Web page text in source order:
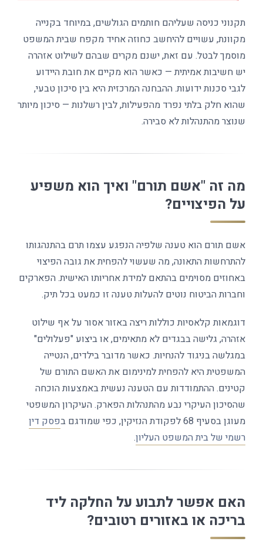
תקנוני כניסה שעליהם חותמים הגולשים, במיוחד בקנייה
מקוונת, עשויים להיחשב כחוזה אחיד מקפח שבית המשפט
מוסמך לבטל. עם זאת, ישנם מקרים שבהם לשילוט אזהרה
יש חשיבות אמיתית — כאשר הוא מקיים את חובת היידוע
לגבי סכנות ידועות. ההבחנה המרכזית היא בין סיכון טבעי,
שהוא חלק בלתי נפרד מהפעילות, לבין רשלנות — סיכון מיותר
שנוצר מהתנהלות לא סבירה.
מה זה "אשם תורם" ואיך הוא משפיע
על הפיצויים?
אשם תורם הוא טענה שלפיה הנפגע עצמו תרם בהתנהגותו
להתרחשות התאונה, מה שעשוי להפחית את גובה הפיצוי
באחוזים מסוימים בהתאם למידת אחריותו האישית. הפארקים
וחברות הביטוח נוטים להעלות טענה זו כמעט בכל תיק.
דוגמאות קלאסיות כוללות ריצה באזור אסור על אף שילוט
אזהרה, גלישה בבגדים לא מתאימים, או ביצוע "פעלולים"
במגלשה בניגוד להנחיות. כאשר מדובר בילדים, הנטייה
המשפטית היא להפחית למינימום את האשם התורם של
קטינים. ההתמודדות עם הטענה נעשית באמצעות הוכחה
שהסיכון העיקרי נבע מהתנהלות הפארק. העיקרון המשפטי
מעוגן בסעיף 68 לפקודת הנזיקין, כפי שמודגם ב
פסק דין
רשמי של בית המשפט העליון.
האם אפשר לתבוע על החלקה ליד
בריכה או באזורים רטובים?